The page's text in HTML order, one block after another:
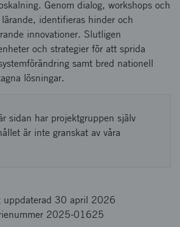
Genom dialog, workshops och
identifieras hinder och
innovationer. Slutligen
och strategier för att sprida
samt bred nationell
lösningar.
sidan har projektgruppen själv
är inte granskat av våra
uppdaterad 30 april 2026
2025-01625